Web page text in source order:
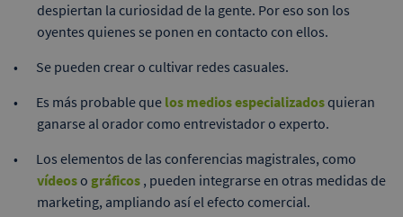
despiertan la curiosidad de la gente. Por eso son los
oyentes quienes se ponen en contacto con ellos.
Se pueden crear o cultivar redes casuales.
Es más probable que los medios especializadosquieran
ganarse al orador como entrevistador o experto.
Los elementos de las conferencias magistrales, como
vídeoso gráficos , pueden integrarse en otras medidas de
marketing, ampliando así el efecto comercial.